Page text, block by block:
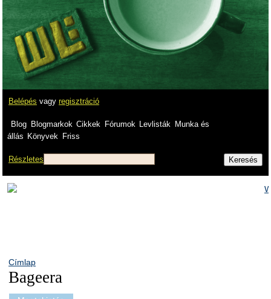
Belépés vagy regisztráció
Blog Blogmarkok Cikkek Fórumok Levlisták
Munka és
állás Könyvek Friss
Részletes
Címlap
Bageera